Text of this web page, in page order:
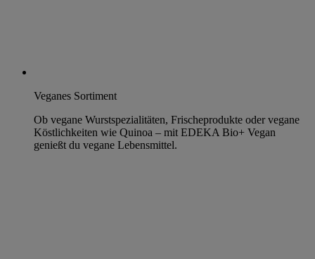
Veganes Sortiment
Ob vegane Wurstspezialitäten, Frischeprodukte oder vegane
Köstlichkeiten wie Quinoa – mit EDEKA Bio+ Vegan
genießt du vegane Lebensmittel.